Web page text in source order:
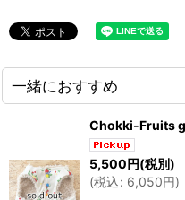
一緒におすすめ
Chokki-Fruits
5,500円(税別)
(税込: 6,050円)